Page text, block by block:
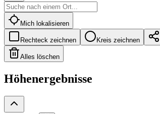
Mich lokalisieren
Rechteck zeichnen Kreis zeichnen
Alles löschen
Höhenergebnisse